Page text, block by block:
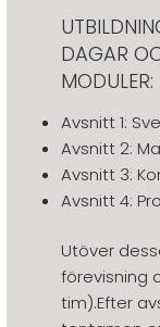
DAGAR
MODULER:
Avsnitt 1:
Avsnitt 2:
Avsnitt 3:
Avsnitt 4:
Utöver
förevisning
tim).Efter